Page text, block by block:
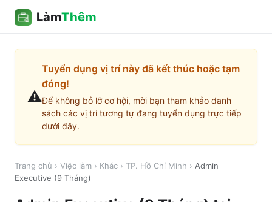
LàmThêm
⚠️
Tuyển dụng vị trí này đã kết thúc hoặc tạm
đóng!
Để không bỏ lỡ cơ hội, mời bạn tham khảo danh
sách các vị trí tương tự đang tuyển dụng trực tiếp
dưới đây.
Trang chủ › Việc làm › Khác › TP. Hồ Chí Minh › Admin
Executive (9 Tháng)